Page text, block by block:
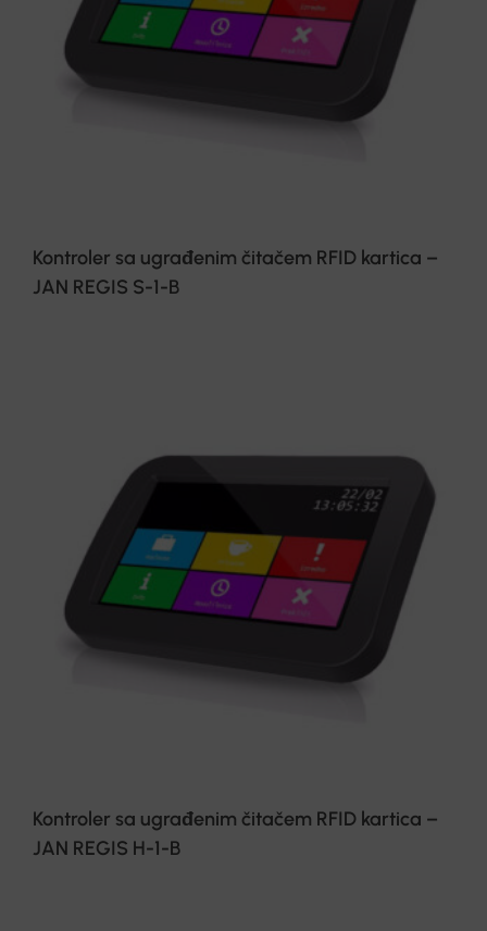
Kontroler sa ugrađenim čitačem RFID kartica –
JAN REGIS S-1-B
Kontroler sa ugrađenim čitačem RFID kartica –
JAN REGIS H-1-B